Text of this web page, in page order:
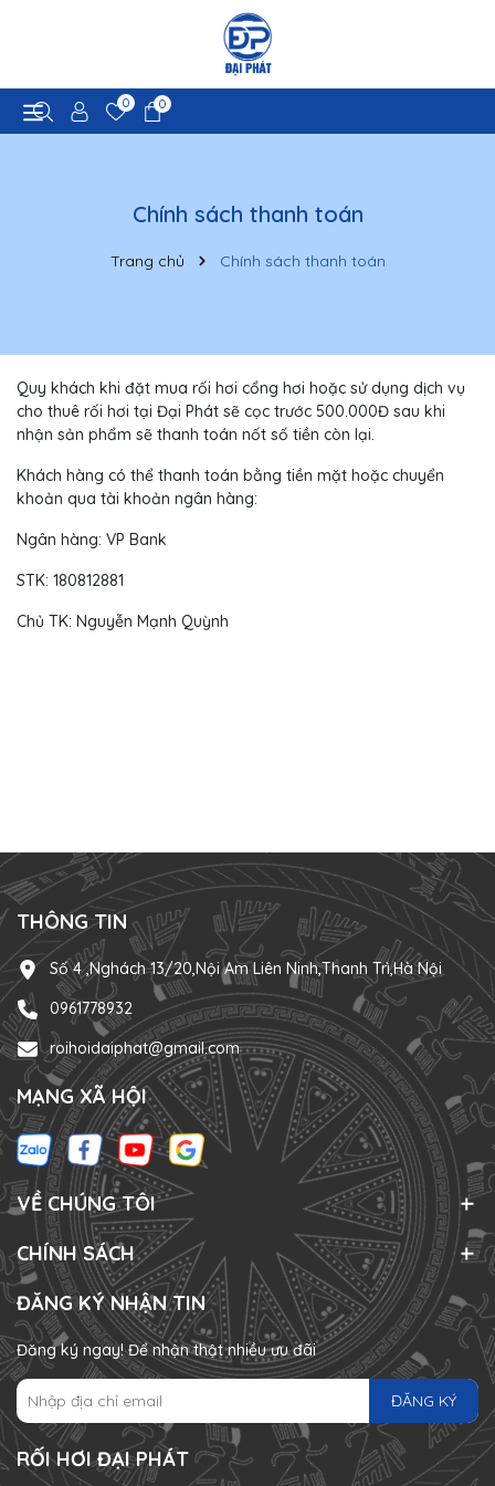
0 0
Chính sách thanh toán
Trang chủ Chính sách thanh toán
Quy khách khi đặt mua rối hơi cổng hơi hoặc sử dụng dịch vụ
cho thuê rối hơi tại Đại Phát sẽ cọc trước 500.000Đ sau khi
nhận sản phẩm sẽ thanh toán nốt số tiền còn lại.
Khách hàng có thể thanh toán bằng tiền mặt hoặc chuyển
khoản qua tài khoản ngân hàng:
Ngân hàng: VP Bank
STK: 180812881
Chủ TK: Nguyễn Mạnh Quỳnh
THÔNG TIN
Số 4 ,Nghách 13/20,Nội Am Liên Ninh,Thanh Trì,Hà Nội
0961778932
roihoidaiphat@gmail.com
MẠNG XÃ HỘI
VỀ CHÚNG TÔI
CHÍNH SÁCH
ĐĂNG KÝ NHẬN TIN
Đăng ký ngay! Để nhận thật nhiều ưu đãi
ĐĂNG KÝ
RỐI HƠI ĐẠI PHÁT